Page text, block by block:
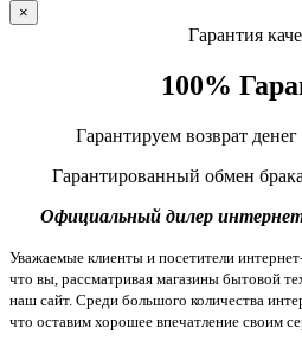
×
Гарантия
100%
Гарантируем возврат
Гарантированный обмен
Официальный дилер
Уважаемые клиенты и посетители
что вы, рассматривая магазины бытовой
наш сайт. Среди большого количества
что оставим хорошее впечатление своим